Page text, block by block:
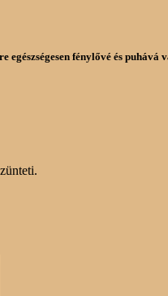
egészségesen fénylővé és puhává